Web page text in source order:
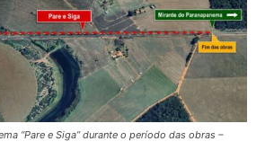
“Pare e Siga” durante o período das obras –